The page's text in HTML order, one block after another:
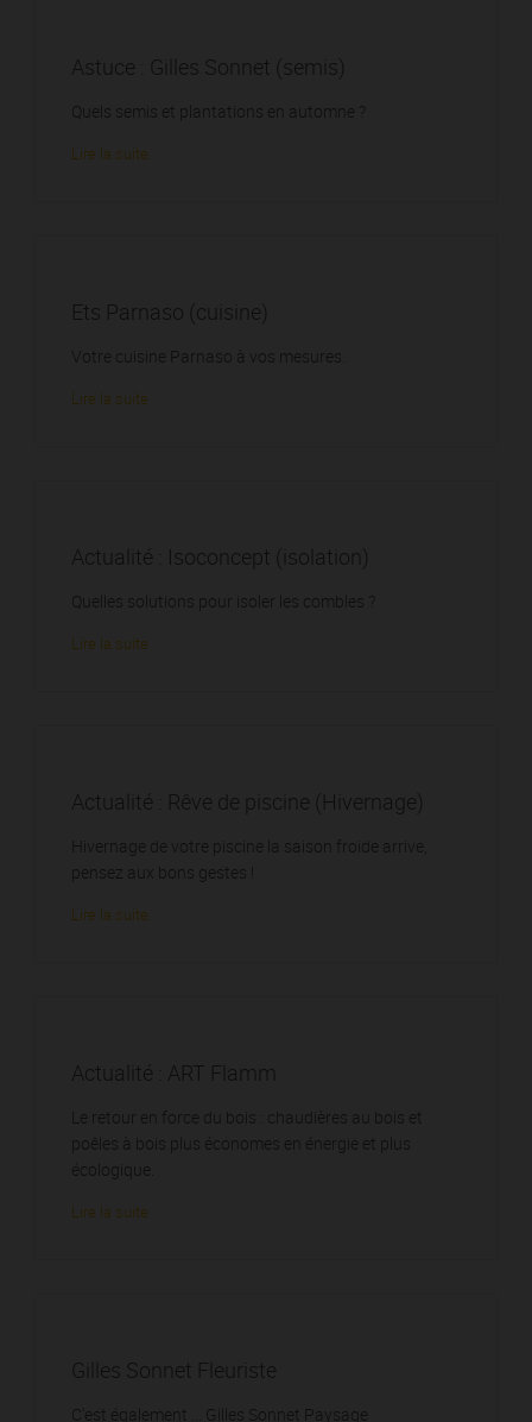
Astuce : Gilles Sonnet (semis)
Quels semis et plantations en automne ?
Lire la suite
Ets Parnaso (cuisine)
Votre cuisine Parnaso à vos mesures.
Lire la suite
Actualité : Isoconcept (isolation)
Quelles solutions pour isoler les combles ?
Lire la suite
Actualité : Rêve de piscine (Hivernage)
Hivernage de votre piscine la saison froide arrive,
pensez aux bons gestes !
Lire la suite
Actualité : ART Flamm
Le retour en force du bois : chaudières au bois et
poêles à bois plus économes en énergie et plus
écologique.
Lire la suite
Gilles Sonnet Fleuriste
C'est également ... Gilles Sonnet Paysage